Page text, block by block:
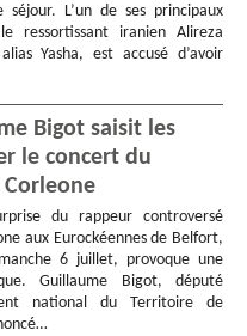
L’un de ses principaux
ressortissant iranien Alireza
Yasha, est accusé d’avoir
Bigot saisit les
le concert du
du rappeur controversé
aux Eurockéennes de Belfort,
6 juillet, provoque une
Guillaume Bigot, député
national du Territoire de